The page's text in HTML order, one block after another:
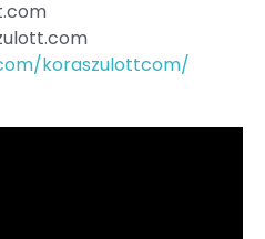
koraszulottcom/